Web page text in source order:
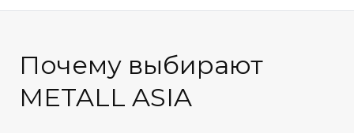
Почему выбирают
METALL ASIA